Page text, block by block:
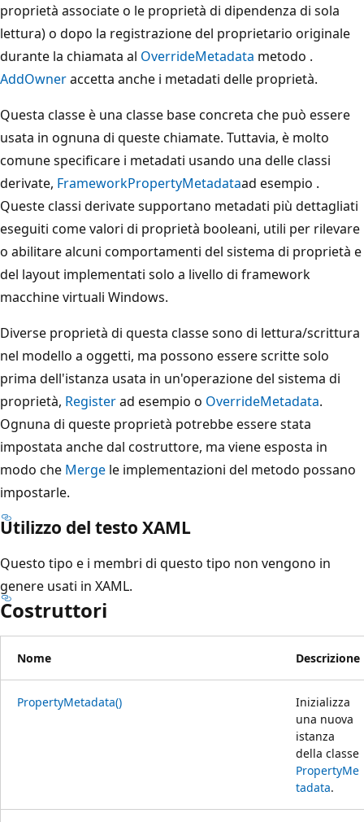
proprietà associate o le proprietà di dipendenza di sola
lettura) o dopo la registrazione del proprietario originale
durante la chiamata al OverrideMetadata metodo .
AddOwneraccetta anche i metadati delle proprietà.
Questa classe è una classe base concreta che può essere
usata in ognuna di queste chiamate. Tuttavia, è molto
comune specificare i metadati usando una delle classi
derivate, FrameworkPropertyMetadataad esempio .
Queste classi derivate supportano metadati più dettagliati
eseguiti come valori di proprietà booleani, utili per rilevare
o abilitare alcuni comportamenti del sistema di proprietà e
del layout implementati solo a livello di framework
macchine virtuali Windows.
Diverse proprietà di questa classe sono di lettura/scrittura
nel modello a oggetti, ma possono essere scritte solo
prima dell'istanza usata in un'operazione del sistema di
proprietà, Registerad esempio o OverrideMetadata.
Ognuna di queste proprietà potrebbe essere stata
impostata anche dal costruttore, ma viene esposta in
modo che Merge le implementazioni del metodo possano
impostarle.
Utilizzo del testo XAML
Questo tipo e i membri di questo tipo non vengono in
genere usati in XAML.
Costruttori
Nome Descrizione
PropertyMetadata()
Inizializza
una nuova
istanza
della classe
PropertyMe
tadata.